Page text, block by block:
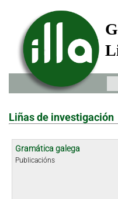
Liñas de investigación
Gramática galega
Publicacións